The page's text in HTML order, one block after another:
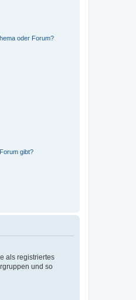
oder Forum?
gibt?
als registriertes
und so